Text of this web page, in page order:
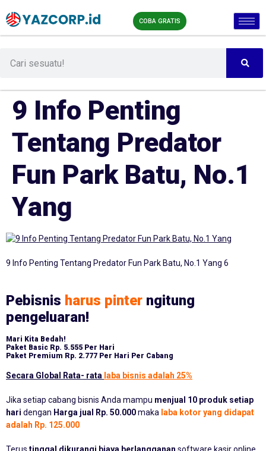
COBA GRATIS
9 Info Penting
Tentang Predator
Fun Park Batu, No.1
Yang
9 Info Penting Tentang Predator Fun Park Batu, No.1 Yang 6
Pebisnis harus pinter ngitung
pengeluaran!
Mari Kita Bedah!
Paket Basic Rp. 5.555 Per Hari
Paket Premium Rp. 2.777 Per Hari Per Cabang
Secara Global Rata- rata laba bisnis adalah 25%
Jika setiap cabang bisnis Anda mampu menjual 10 produk setiap
hari dengan Harga jual Rp. 50.000maka laba kotor yang didapat
adalah Rp. 125.000